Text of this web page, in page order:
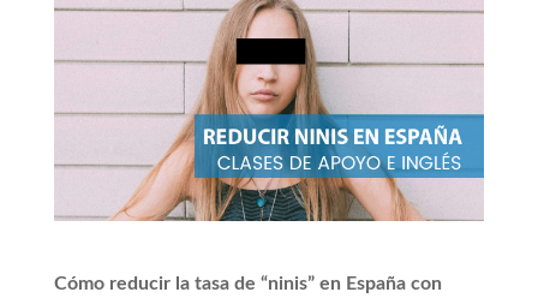
Cómo reducir la tasa de “ninis” en España con